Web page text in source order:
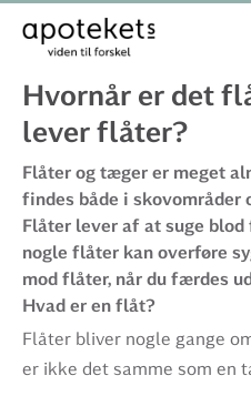
Hvornår er det
lever flåter?
Flåter og tæger er meget
findes både i skovområder
Flåter lever af at suge blod
nogle flåter kan overføre
mod flåter, når du færdes
Hvad er en flåt?
Flåter bliver nogle gange
er ikke det samme som en